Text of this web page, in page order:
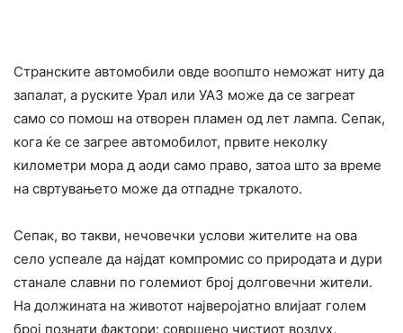
Странските автомобили овде воопшто неможат ниту да
запалат, а руските Урал или УАЗ може да се загреат
само со помош на отворен пламен од лет лампа. Сепак,
кога ќе се загрее автомобилот, првите неколку
километри мора д аоди само право, затоа што за време
на свртувањето може да отпадне тркалото.
Сепак, во такви, нечовечки услови жителите на ова
село успеале да најдат компромис со природата и дури
станале славни по големиот број долговечни жители.
На должината на животот најверојатно влијаат голем
број познати фактори: совршено чистиот воздух,